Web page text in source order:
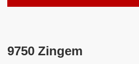
9750 Zingem